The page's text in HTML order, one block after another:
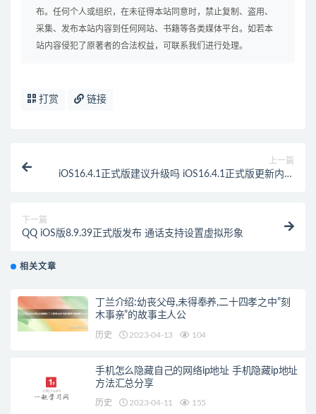
布。任何个人或组织，在未征得本站同意时，禁止复制、盗用、
采集、发布本站内容到任何网站、书籍等各类媒体平台。如若本
站内容侵犯了原著者的合法权益，可联系我们进行处理。
打赏 链接
上一篇
iOS16.4.1正式版建议升级吗 iOS16.4.1正式版更新内容
下一篇
QQ iOS版8.9.39正式版发布 通话支持设置虚拟形象
相关文章
丁兰介绍:幼丧父母,未得奉养,二十四孝之中”刻
木事亲”的故事主人公
历史 2023-04-13 104
手机怎么隐藏自己的网络ip地址 手机隐藏ip地址
方法汇总分享
历史 2023-04-11 155